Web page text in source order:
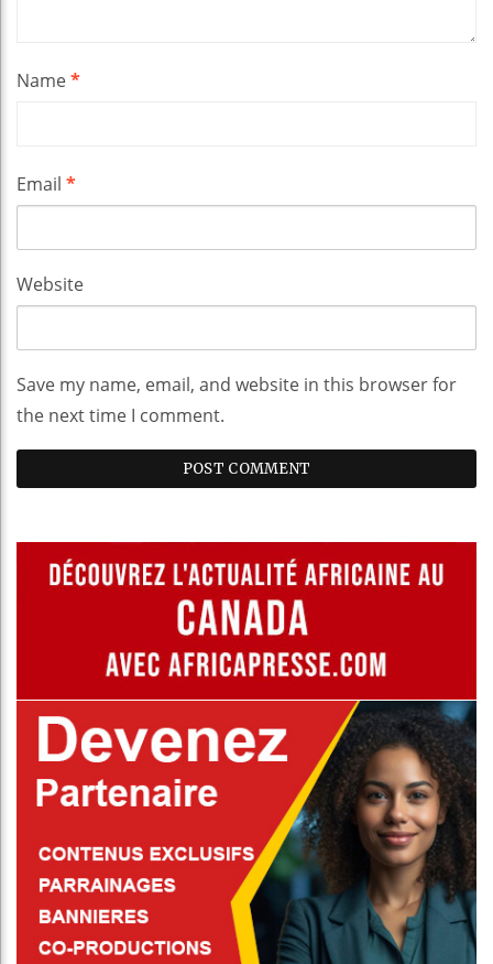
Name*
Email *
Website
Save my name, email, and website in this browser for
the next time I comment.